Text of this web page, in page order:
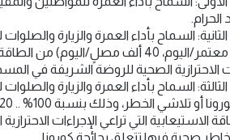
الاحترازية الصحية للروضة الشريفة في
الاستيعابية التي تراعي الإجراءات